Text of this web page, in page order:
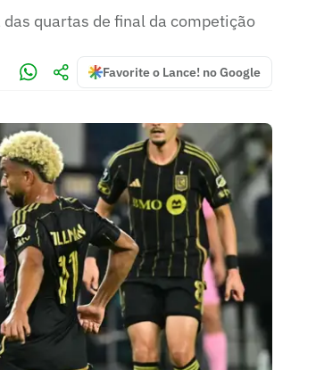
quartas de final da competição
Favorite o Lance! no Google